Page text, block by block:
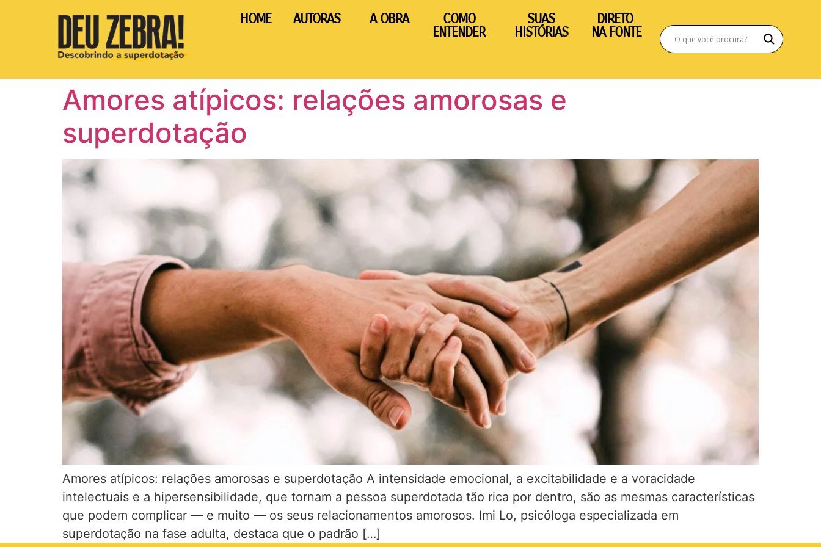
HOME AUTORAS A OBRA
COMO
ENTENDER
SUAS
HISTÓRIAS
DIRETO
NA FONTE
Amores atípicos: relações amorosas e
superdotação​
Amores atípicos: relações amorosas e superdotação A intensidade emocional, a excitabilidade e a voracidade
intelectuais e a hipersensibilidade, que tornam a pessoa superdotada tão rica por dentro, são as mesmas características
que podem complicar — e muito — os seus relacionamentos amorosos. Imi Lo, psicóloga especializada em
superdotação na fase adulta, destaca que o padrão […]